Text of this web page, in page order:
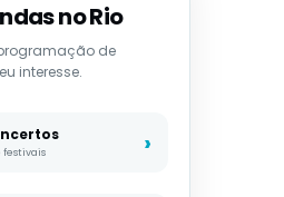
no Rio
de
interesse.
festivais